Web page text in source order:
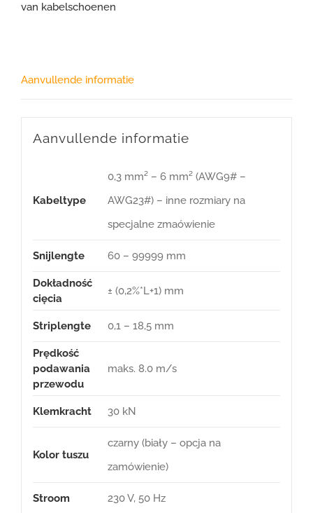
van kabelschoenen
Aanvullende informatie
Aanvullende informatie
Kabeltype
0,3 mm² – 6 mm² (AWG9# –
AWG23#) – inne rozmiary na
specjalne zmaówienie
Snijlengte 60 – 99999 mm
Dokładność
cięcia
± (0,2%*L+1) mm
Striplengte 0,1 – 18,5 mm
Prędkość
podawania
przewodu
maks. 8.0 m/s
Klemkracht 30 kN
Kolor tuszu
czarny (biały – opcja na
zamówienie)
Stroom 230 V, 50 Hz